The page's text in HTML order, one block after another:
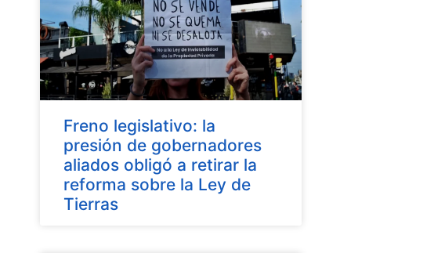
Freno legislativo: la
presión de gobernadores
aliados obligó a retirar la
reforma sobre la Ley de
Tierras